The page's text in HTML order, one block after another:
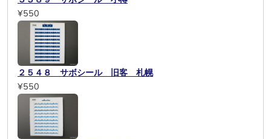
¥550
２５４８ サボシール 旧客 札幌
¥550